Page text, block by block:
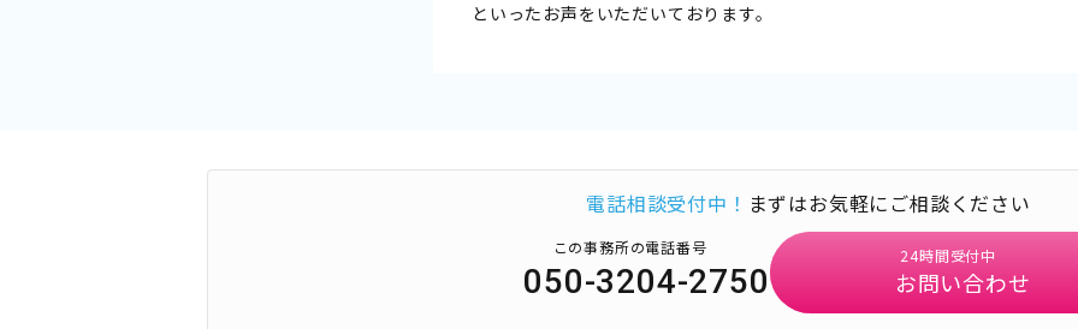
といったお声をいただいております。
電話相談受付中！ まずはお気軽にご相談ください
この事務所の電話番号
050-3204-2750
24時間受付中
お問い合わせ